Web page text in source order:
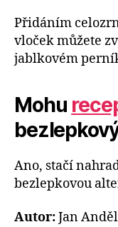
Přidáním
vloček můžete
jablkovém
Mohu
Ano, stačí
bezlepkovou
Autor:Jan Anděl